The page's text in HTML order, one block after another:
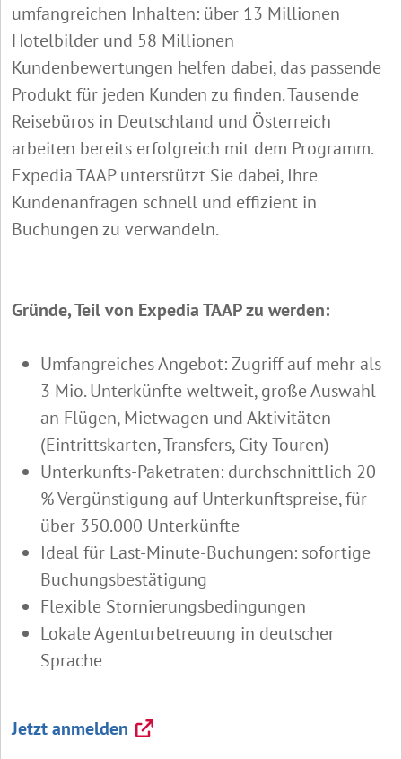
umfangreichen Inhalten: über 13 Millionen
Hotelbilder und 58 Millionen
Kundenbewertungen helfen dabei, das passende
Produkt für jeden Kunden zu finden. Tausende
Reisebüros in Deutschland und Österreich
arbeiten bereits erfolgreich mit dem Programm.
Expedia TAAP unterstützt Sie dabei, Ihre
Kundenanfragen schnell und effizient in
Buchungen zu verwandeln.
Gründe, Teil von Expedia TAAP zu werden:
Umfangreiches Angebot: Zugriff auf mehr als
3 Mio. Unterkünfte weltweit, große Auswahl
an Flügen, Mietwagen und Aktivitäten
(Eintrittskarten, Transfers, City-Touren)
Unterkunfts-Paketraten: durchschnittlich 20
% Vergünstigung auf Unterkunftspreise, für
über 350.000 Unterkünfte
Ideal für Last-Minute-Buchungen: sofortige
Buchungsbestätigung
Flexible Stornierungsbedingungen
Lokale Agenturbetreuung in deutscher
Sprache
Jetzt anmelden